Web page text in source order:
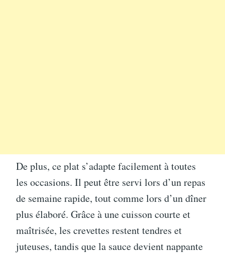
De plus, ce plat s’adapte facilement à toutes
les occasions. Il peut être servi lors d’un repas
de semaine rapide, tout comme lors d’un dîner
plus élaboré. Grâce à une cuisson courte et
maîtrisée, les crevettes restent tendres et
juteuses, tandis que la sauce devient nappante